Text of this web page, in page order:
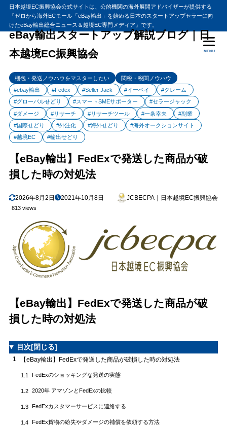
日本越境EC振興協会公式サイトは、公的機関の海外展開アドバイザーが提供する
『ゼロから海外ECモール「eBay輸出」を始める日本のスタートアップセラーに向
けたeBay輸出総合ニュース＆越境EC専門メディア』です。
eBay輸出スタートアップ解説ブログ｜日
本越境EC振興協会
MENU
梱包・発送ノウハウをマスターしたい
関税・税関ノウハウ
#ebay輸出
#Fedex #Seller Jack #イーベイ
#クレーム
#グローバルせどり
#スマートSMEサポーター
#セラージャック
#ダメージ
#リサーチ #リサーチツール #一条幸夫
#副業
#国際せどり
#外注化 #海外せどり
#海外オークションサイト
#越境EC
#輸出せどり
【eBay輸出】FedExで発送した商品が破
損した時の対処法
2026年8月2日 2021年10月8日 JCBECPA｜日本越境EC振興協会
813 views
【eBay輸出】FedExで発送した商品が破
損した時の対処法
目次[閉じる]
1 【eBay輸出】FedExで発送した商品が破損した時の対処法
1.1 FedExのショッキングな発送の実態
1.2 2020年 アマゾンとFedExの比較
1.3 FedExカスタマーサービスに連絡する
1.4 FedEx貨物の紛失やダメージの補償を依頼する方法
目次
1 【eBay輸出】FedExで発送した商品が破損した時の対処法
1.2 2020年 アマゾンとFedExの比較
1.3 FedExカスタマーサービスに連絡する
1.4 FedEx貨物の紛失やダメージの補償を依頼する方法
1.4.1 ステップ1 FedExクレームフォームのダウンロード
1.4.3 ステップ3 必要書類の収集
1.4.4 ステップ4 FedExカスタマーサービスに連絡する
2 まとめ